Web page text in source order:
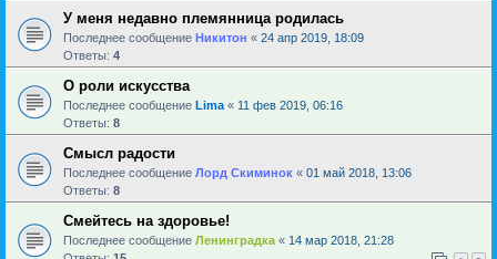
У меня недавно племянница родилась
Последнее сообщение Никитон « 24 апр 2019, 18:09
Ответы: 4
О роли искусства
Последнее сообщение Lima « 11 фев 2019, 06:16
Ответы: 8
Смысл радости
Последнее сообщение Лорд Скиминок « 01 май 2018, 13:06
Ответы: 8
Смейтесь на здоровье!
Последнее сообщение Ленинградка « 14 мар 2018, 21:28